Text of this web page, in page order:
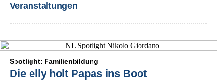
Veranstaltungen
Spotlight: Familienbildung
Die elly holt Papas ins Boot